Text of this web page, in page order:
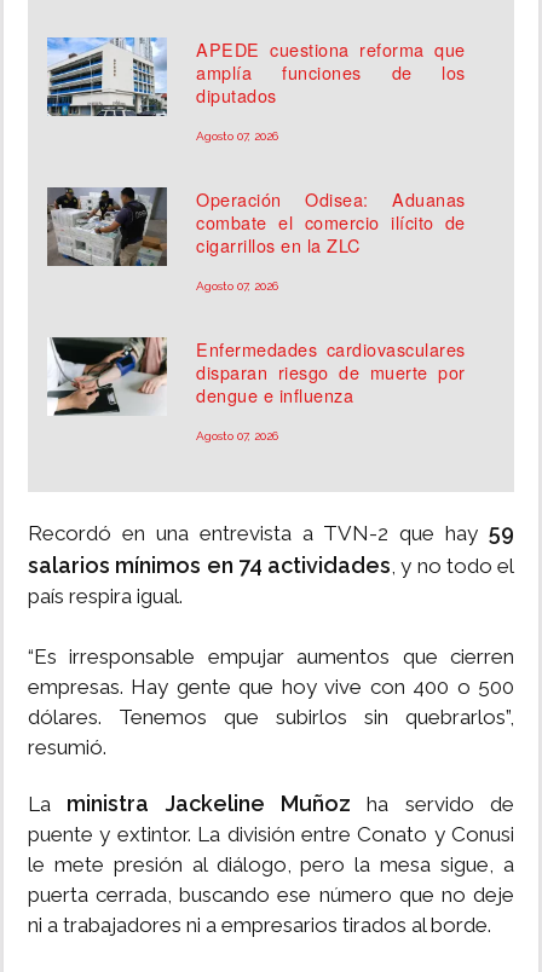
APEDE cuestiona reforma que
amplía funciones de los
diputados
Agosto 07, 2026
Operación Odisea: Aduanas
combate el comercio ilícito de
cigarrillos en la ZLC
Agosto 07, 2026
Enfermedades cardiovasculares
disparan riesgo de muerte por
dengue e influenza
Agosto 07, 2026
Recordó en una entrevista a TVN-2 que hay 59
salarios mínimos en 74 actividades, y no todo el
país respira igual.
“Es irresponsable empujar aumentos que cierren
empresas. Hay gente que hoy vive con 400 o 500
dólares. Tenemos que subirlos sin quebrarlos”,
resumió.
La ministra Jackeline Muñoz ha servido de
puente y extintor. La división entre Conato y Conusi
le mete presión al diálogo, pero la mesa sigue, a
puerta cerrada, buscando ese número que no deje
ni a trabajadores ni a empresarios tirados al borde.